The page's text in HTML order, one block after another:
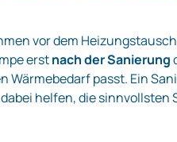
vor dem
erstnach der Sanierung
Wärmebedarf passt. Ein
helfen, die sinnvollsten